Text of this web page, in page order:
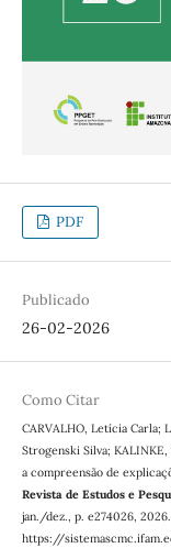
PDF
Publicado
26-02-2026
Como Citar
CARVALHO, Letícia Carla;
Strogenski Silva;
a compreensão de
Revista de Estudos e
jan./dez., p. e274026,
https://